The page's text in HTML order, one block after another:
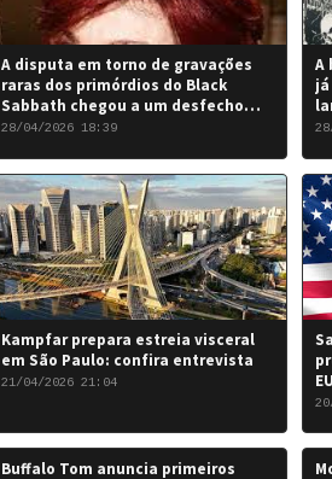
A disputa em torno de gravações
raras dos primórdios do Black
Sabbath chegou a um desfecho
favorável para a banda.
28/04/2026 18:39
A
Kampfar prepara estreia visceral
em São Paulo: confira entrevista
21/04/2026 21:04
Buffalo Tom anuncia primeiros